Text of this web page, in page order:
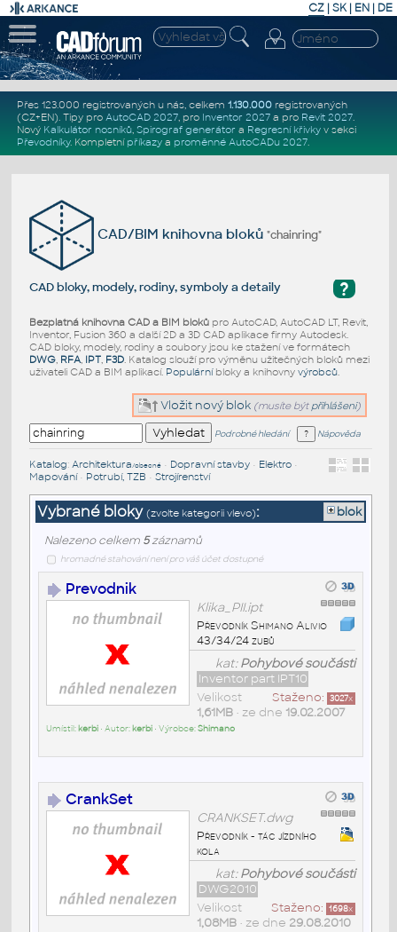
CZ | SK| EN | DE
Přes 123.000 registrovaných u nás, celkem 1.130.000registrovaných
(CZ+EN). Tipy pro AutoCAD 2027, pro Inventor 2027a pro Revit 2027.
Nový Kalkulátor nosníků, Spirograf generátor a Regresní křivkyv sekci
Převodníky. Kompletní příkazya proměnné AutoCADu 2027.
CAD/BIM knihovna bloků"chainring"
?
CAD bloky, modely, rodiny, symboly a detaily
Bezplatná knihovna CAD a BIM blokůpro AutoCAD, AutoCAD LT, Revit,
Inventor, Fusion 360 a další 2D a 3D CAD aplikace firmy Autodesk.
CAD bloky, modely, rodiny a soubory jsou ke stažení ve formátech
DWG, RFA, IPT, F3D. Katalog slouží pro výměnu užitečných bloků mezi
uživateli CAD a BIM aplikací. Populárníbloky a knihovny výrobců.
Vložit nový blok (musíte být přihlášeni)
Podrobné hledání Nápověda
Katalog: Architektura/obecné• Dopravní stavby• Elektro•
Mapování• Potrubí, TZB • Strojírenství
Vybrané bloky (zvolte kategorii vlevo): blok
Nalezeno celkem 5záznamů
hromadné stahování není pro váš účet dostupné
Prevodnik
Klika_PII.ipt
Převodník Shimano Alivio
43/34/24 zubů
kat:Pohybové součásti
Inventor part IPT10
Staženo: 3027x
Velikost
1,61MB• ze dne 19.02.2007
Umístil: kerbi• Autor: kerbi• Výrobce:Shimano
CrankSet
CRANKSET.dwg
Převodník - tác jízdního
kola
kat:Pohybové součásti
DWG2010
Staženo: 1698x
Velikost
1,08MB• ze dne 29.08.2010